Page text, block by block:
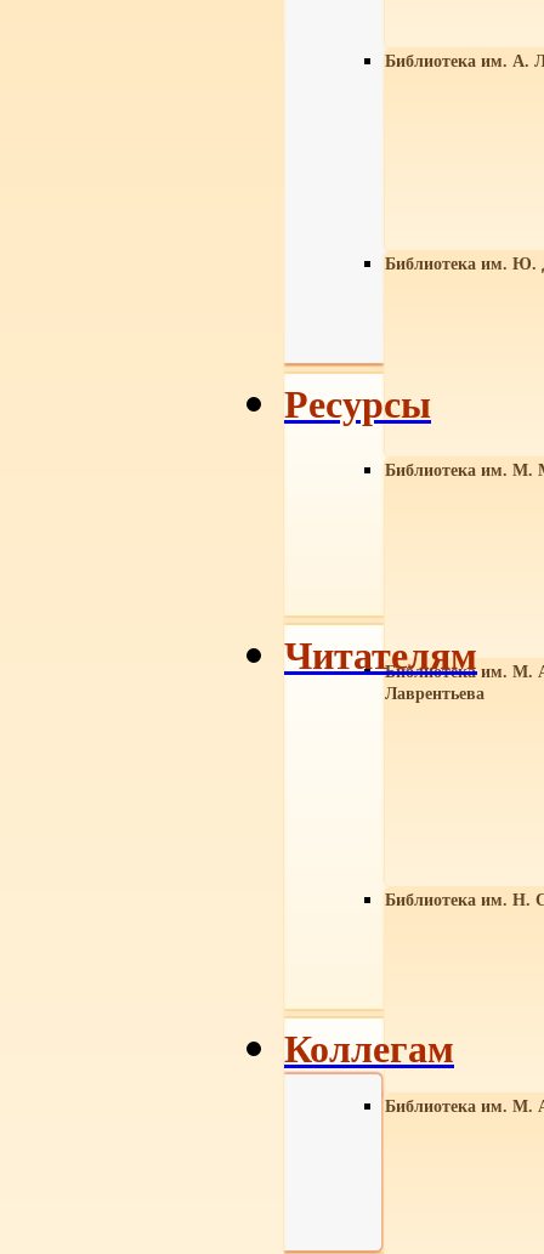
Библиотека им. А.
Библиотека им. Ю.
Библиотека им. М.
Библиотека им. М.
Лаврентьева
Библиотека им. Н.
Библиотека им. М.
Ресурсы
Читателям
Коллегам